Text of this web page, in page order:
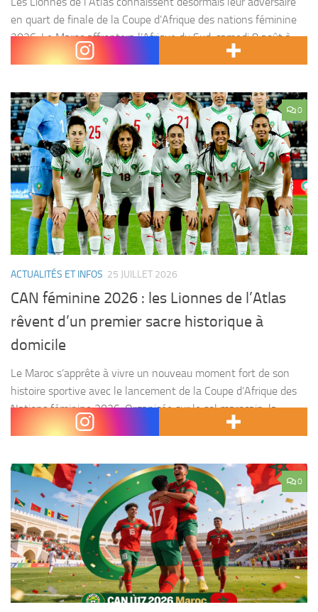
en quart de finale de la Coupe d’Afrique des nations féminine
2026. Le Maroc affrontera l’Afrique du Sud, samedi 8 août à
Rabat, dans un duel...
0
ACTUALITÉS ET INFOS 25 JUILLET 2026
CAN féminine 2026 : les Lionnes de l’Atlas
rêvent d’un premier sacre historique à
domicile
Le Maroc s’apprête à vivre un nouveau moment fort de son
histoire sportive avec le lancement de la Coupe d’Afrique des
Nations féminine 2026. Organisée sur le sol marocain, la
compétition place les Lionnes...
0